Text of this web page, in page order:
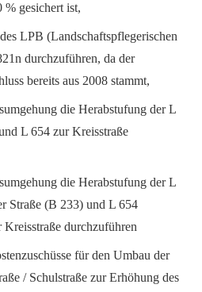
gesichert ist,
LPB (Landschaftspflegerischen
durchzuführen, da der
bereits aus 2008 stammt,
die Herabstufung der L
L 654 zur Kreisstraße
die Herabstufung der L
Straße (B 233) und L 654
durchzuführen
für den Umbau der
/ Schulstraße zur Erhöhung des